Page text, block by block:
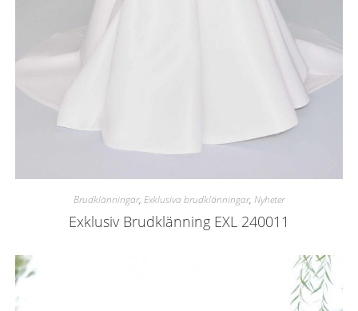
Brudklänningar, Exklusiva brudklänningar, Nyheter
Exklusiv Brudklänning EXL 240011